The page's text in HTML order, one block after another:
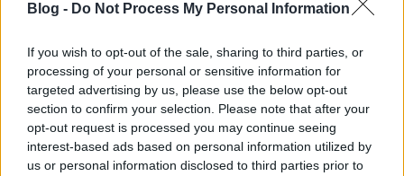
Blog - Do Not Process My Personal Information
If you wish to opt-out of the sale, sharing to third parties, or
processing of your personal or sensitive information for
targeted advertising by us, please use the below opt-out
section to confirm your selection. Please note that after your
opt-out request is processed you may continue seeing
interest-based ads based on personal information utilized by
us or personal information disclosed to third parties prior to
3D nyomtatás szélturbina-
gyártáshoz
ferenck•2024. május 21.